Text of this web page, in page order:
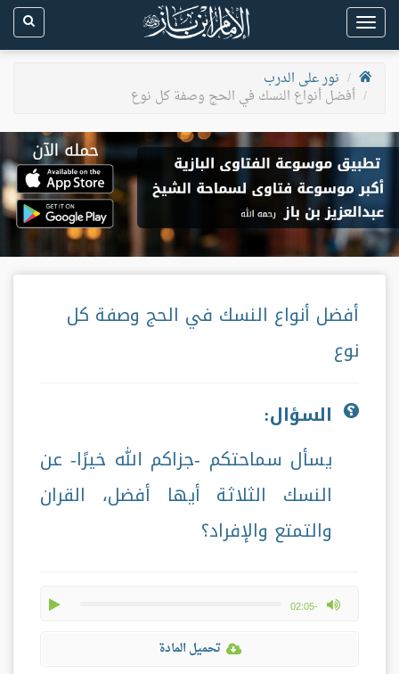
Toggle
navigation
نور على الدرب
أفضل أنواع النسك في الحج وصفة كل نوع
أفضل أنواع النسك في الحج وصفة كل
نوع
السؤال:
يسأل سماحتكم -جزاكم الله خيرًا- عن
النسك الثلاثة أيها أفضل، القران
والتمتع والإفراد؟
-02:05
max volume
تحميل المادة